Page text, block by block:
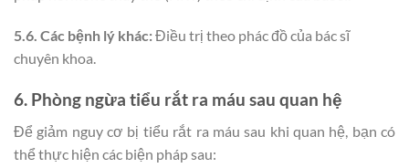
5.6. Các bệnh lý khác:Điều trị theo phác đồ của bác sĩ
chuyên khoa.
6. Phòng ngừa tiểu rắt ra máu sau quan hệ
Để giảm nguy cơ bị tiểu rắt ra máu sau khi quan hệ, bạn có
thể thực hiện các biện pháp sau: